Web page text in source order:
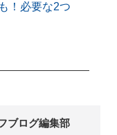
！必要な2つ
ブログ編集部